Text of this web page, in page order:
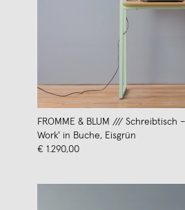
FROMME & BLUM /// Schreibtisch
Work' in Buche, Eisgrün
€ 1.290,00